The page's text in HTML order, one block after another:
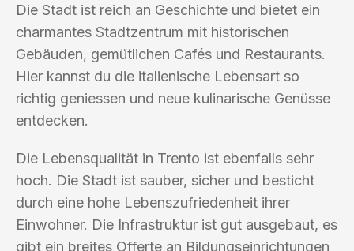
Die Stadt ist reich an Geschichte und bietet ein
charmantes Stadtzentrum mit historischen
Gebäuden, gemütlichen Cafés und Restaurants.
Hier kannst du die italienische Lebensart so
richtig geniessen und neue kulinarische Genüsse
entdecken.
Die Lebensqualität in Trento ist ebenfalls sehr
hoch. Die Stadt ist sauber, sicher und besticht
durch eine hohe Lebenszufriedenheit ihrer
Einwohner. Die Infrastruktur ist gut ausgebaut, es
gibt ein breites Offerte an Bildungseinrichtungen